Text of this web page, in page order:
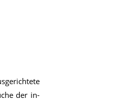
der in­